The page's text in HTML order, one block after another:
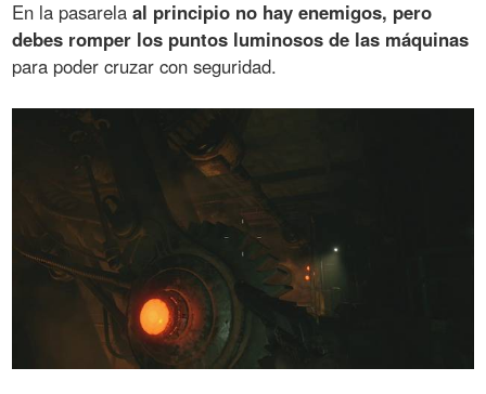
En la pasarelaal principio no hay enemigos, pero
debes romper los puntos luminosos de las máquinas
para poder cruzar con seguridad.